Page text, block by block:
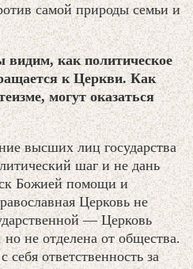
самой природы семьи и
как политическое
к Церкви. Как
могут оказаться
высших лиц государства
шаг и не дань
Божией помощи и
Церковь не
— Церковь
но не отделена от общества.
ответственность за